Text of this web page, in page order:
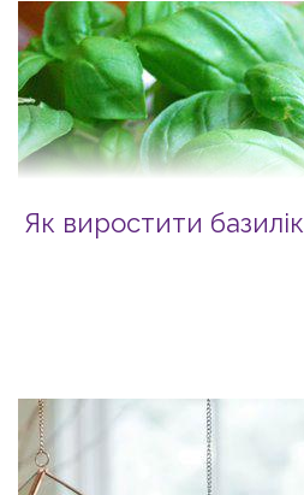
Як виростити базилік